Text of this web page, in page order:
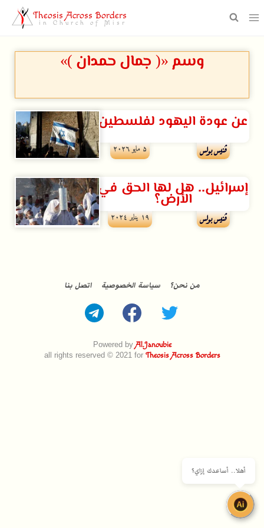
Theosis Across Borders
in Church of Misr
وسم «( جمال حمدان )»
عن عودة اليهود لفلسطين
ڤنيس بولس ۵ مايو ۲۰۲٦
إسرائيل.. هل لها الحق في
الأرض؟
ڤنيس بولس ۱۹ يناير ۲۰۲٤
Powered byAl.Janoubie
all rights reserved © 2021 for Theosis Across Borders
من نحن؟ سياسة الخصوصية اتصل بنا
أهلا.. أساعدك إزاي؟